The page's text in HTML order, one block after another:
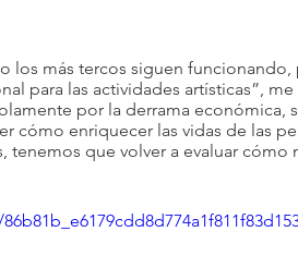
los más tercos siguen funcionando,
para las actividades artísticas”, me
por la derrama económica,
cómo enriquecer las vidas de las
tenemos que volver a evaluar cómo